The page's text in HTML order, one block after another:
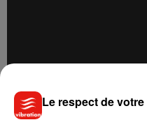
Le respect de